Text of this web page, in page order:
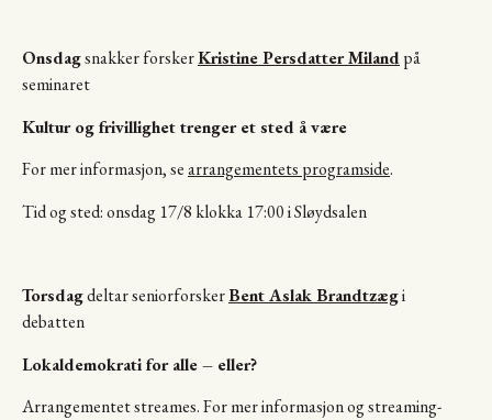
Onsdagsnakker forskerKristine Persdatter Milandpå
seminaret
Kultur og frivillighet trenger et sted å være
For mer informasjon, searrangementets programside.
Tid og sted: onsdag 17/8 klokka 17:00 i Sløydsalen
Torsdagdeltar seniorforskerBent Aslak Brandtzægi
debatten
Lokaldemokrati for alle – eller?
Arrangementet streames. For mer informasjon og streaming-